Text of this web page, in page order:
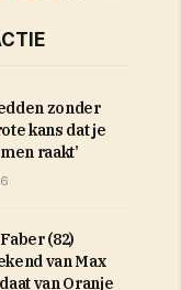
zonder
kans dat je
raakt’
(82)
van Max
van Oranje